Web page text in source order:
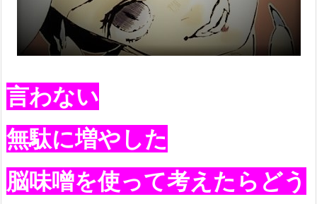
言わない
無駄に増やした
脳味噌を使って考えたらどう